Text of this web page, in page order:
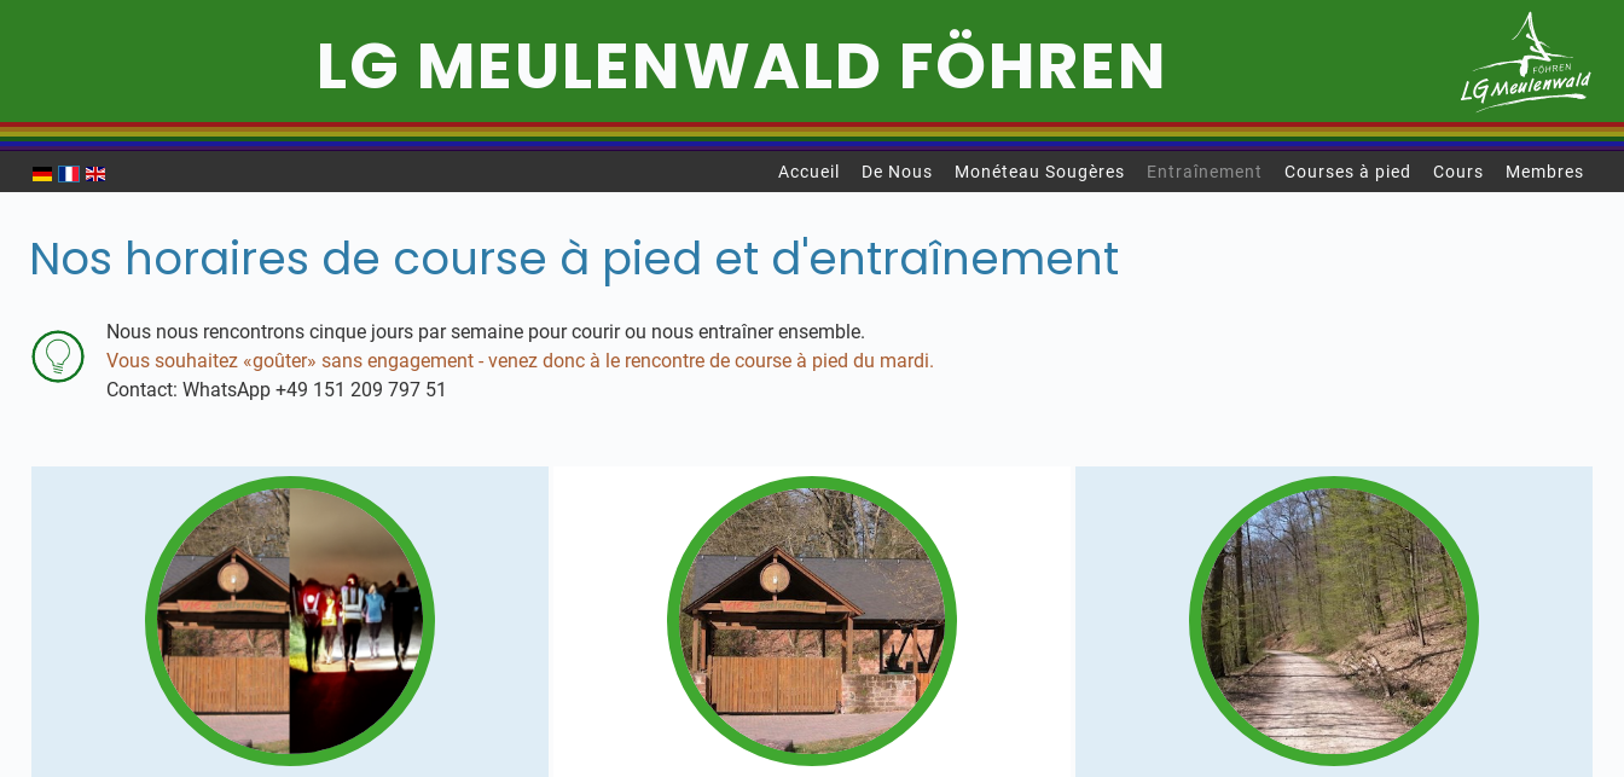
LG MEULEN­WALD FÖHREN
Accueil De Nous Monéteau Sougères Entraînement Courses à pied Cours Membres
Nos horaires de course à pied et d'entraînement
Nous nous rencontrons cinque jours par semaine pour courir ou nous entraîner ensemble.
Vous souhaitez «goûter» sans engagement - venez donc à le rencontre de course à pied du mardi.
Contact: WhatsApp +49 151 209 797 51